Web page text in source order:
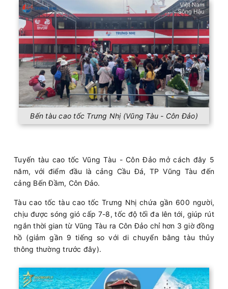
Bến tàu cao tốc Trưng Nhị (Vũng Tàu - Côn Đảo)
Tuyến tàu cao tốc Vũng Tàu - Côn Đảo mở cách đây 5
năm, với điểm đầu là cảng Cầu Đá, TP Vũng Tàu đến
cảng Bến Đầm, Côn Đảo.
Tàu cao tốc tàu cao tốc Trưng Nhị chứa gần 600 người,
chịu được sóng gió cấp 7-8, tốc độ tối đa lên tới, giúp rút
ngắn thời gian từ Vũng Tàu ra Côn Đảo chỉ hơn 3 giờ đồng
hồ (giảm gần 9 tiếng so với di chuyển bằng tàu thủy
thông thường trước đây).